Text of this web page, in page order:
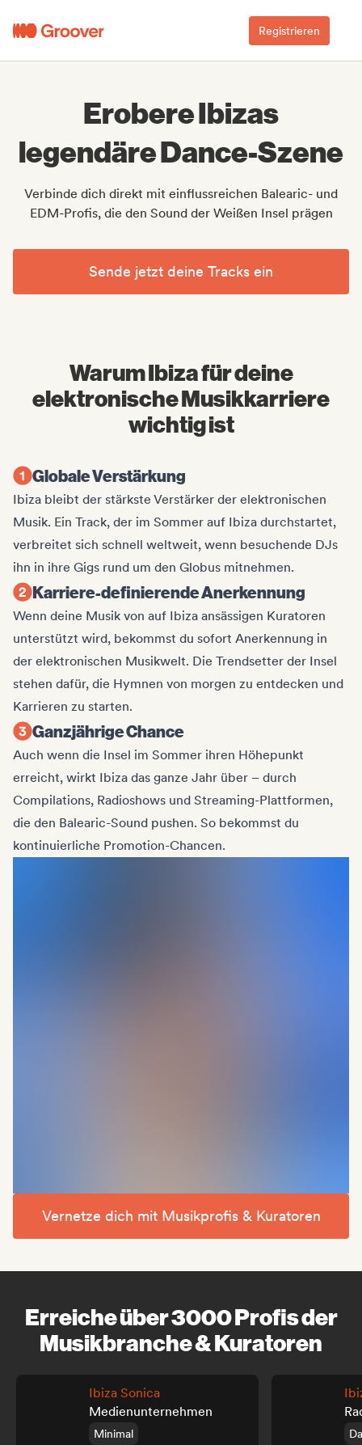
Registrieren
Erobere Ibizas
legendäre Dance-Szene
Verbinde dich direkt mit einflussreichen Balearic- und
EDM-Profis, die den Sound der Weißen Insel prägen
Sende jetzt deine Tracks ein
Warum Ibiza für deine
elektronische Musikkarriere
wichtig ist
Globale Verstärkung
Ibiza bleibt der stärkste Verstärker der elektronischen
Musik. Ein Track, der im Sommer auf Ibiza durchstartet,
verbreitet sich schnell weltweit, wenn besuchende DJs
ihn in ihre Gigs rund um den Globus mitnehmen.
Karriere-definierende Anerkennung
Wenn deine Musik von auf Ibiza ansässigen Kuratoren
unterstützt wird, bekommst du sofort Anerkennung in
der elektronischen Musikwelt. Die Trendsetter der Insel
stehen dafür, die Hymnen von morgen zu entdecken und
Karrieren zu starten.
Ganzjährige Chance
Auch wenn die Insel im Sommer ihren Höhepunkt
erreicht, wirkt Ibiza das ganze Jahr über – durch
Compilations, Radioshows und Streaming-Plattformen,
die den Balearic-Sound pushen. So bekommst du
kontinuierliche Promotion-Chancen.
Vernetze dich mit Musikprofis & Kuratoren
Erreiche über 3000 Profis der
Musikbranche & Kuratoren
Ibiza Sonica
Medienunternehmen
Minimal